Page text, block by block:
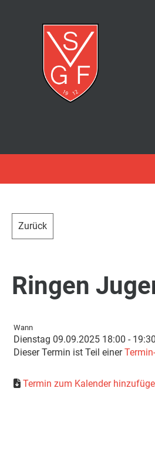
Zurück
Ringen
Wann
Dienstag 09.09.2025 18:00 - 19:30
Dieser Termin ist Teil einer
Termin zum Kalender